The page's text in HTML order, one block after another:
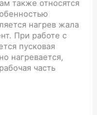
также относятся
нагрев жала
При работе с
пусковая
нагревается,
часть